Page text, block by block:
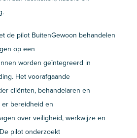
de pilot BuitenGewoon behandelen
op een
worden geïntegreerd in
Het voorafgaande
cliënten, behandelaren en
er bereidheid en
over veiligheid, werkwijze en
pilot onderzoekt